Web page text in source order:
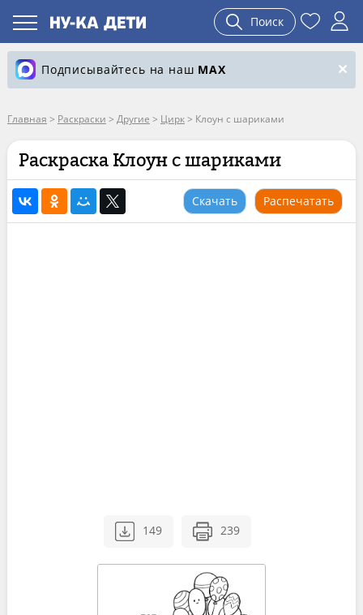
Поиск
Подписывайтесь на наш MAX
Главная > Раскраски > Другие > Цирк> Клоун с шариками
Раскраска Клоун с шариками
Скачать Распечатать
149 239